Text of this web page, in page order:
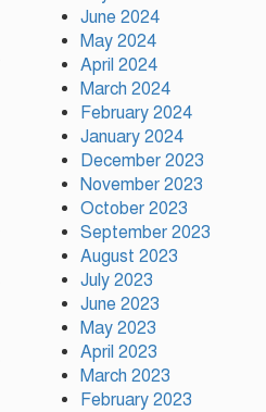
June 2024
May 2024
April 2024
March 2024
February 2024
January 2024
December 2023
November 2023
October 2023
September 2023
August 2023
July 2023
June 2023
May 2023
April 2023
March 2023
February 2023